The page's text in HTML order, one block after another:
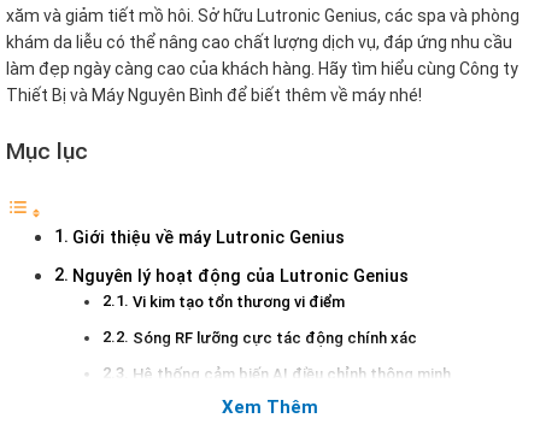
xăm và giảm tiết mồ hôi. Sở hữu Lutronic Genius, các spa và phòng
khám da liễu có thể nâng cao chất lượng dịch vụ, đáp ứng nhu cầu
làm đẹp ngày càng cao của khách hàng. Hãy tìm hiểu cùng Công ty
Thiết Bị và Máy Nguyên Bình để biết thêm về máy nhé!
Mục lục
Giới thiệu về máy Lutronic Genius
Nguyên lý hoạt động của Lutronic Genius
Vi kim tạo tổn thương vi điểm
Sóng RF lưỡng cực tác động chính xác
Hệ thống cảm biến AI điều chỉnh thông minh
Ứng dụng của Lutronic Genius
Xem Thêm